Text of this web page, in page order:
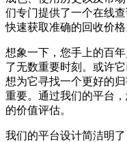
们专门提供了一个在线
快速获取准确的回收价格
想象一下，您手上的百
了无数重要时刻。或许
想为它寻找一个更好的
重要。通过我们的平台
的价值评估。
我们的平台设计简洁明